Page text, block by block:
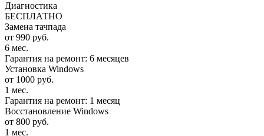
Диагностика
БЕСПЛАТНО
Замена тачпада
от 990 руб.
6 мес.
Гарантия на ремонт: 6 месяцев
Установка Windows
от 1000 руб.
1 мес.
Гарантия на ремонт: 1 месяц
Восстановление Windows
от 800 руб.
1 мес.